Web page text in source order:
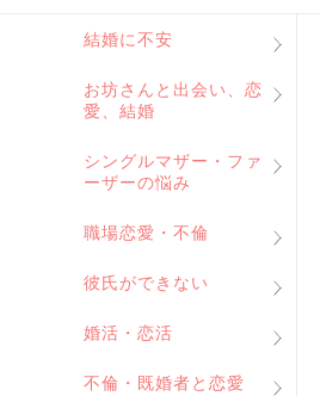
結婚に不安
お坊さんと出会い、恋
愛、結婚
シングルマザー・ファ
ーザーの悩み
職場恋愛・不倫
彼氏ができない
婚活・恋活
不倫・既婚者と恋愛